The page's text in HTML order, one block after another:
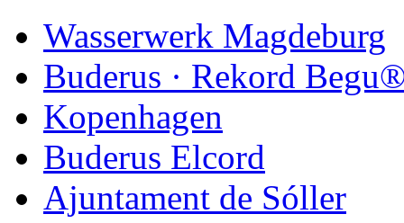
Wasserwerk Magdeburg
Buderus · Rekord
Kopenhagen
Buderus Elcord
Ajuntament de Sóller